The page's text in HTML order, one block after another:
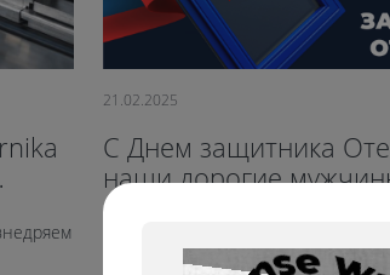
21.02.2025
С Днем защитника
наши дорогие
В этот день желаем вам оставаться